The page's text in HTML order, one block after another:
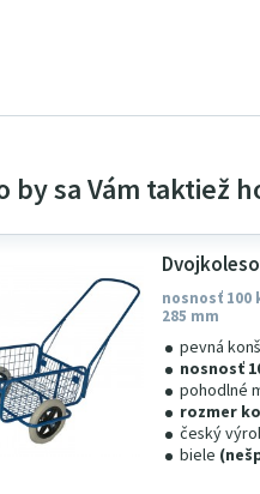
nosnosť 100
285 mm
pevná
nosnosť
pohodlné
rozmer
český
biele